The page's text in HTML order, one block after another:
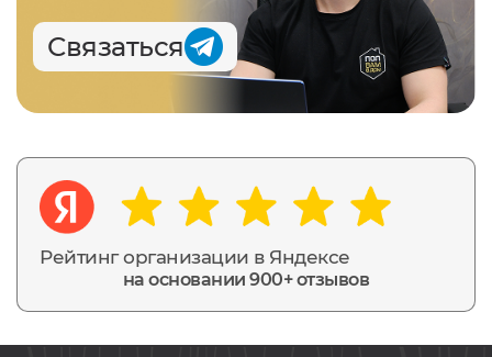
Рейтинг организации в Яндексе
на основании 900+ отзывов
Связаться